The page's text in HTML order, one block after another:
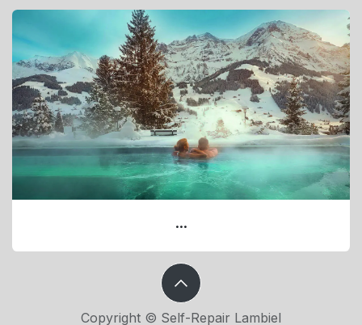
...
Copyright © Self-Repair Lambiel